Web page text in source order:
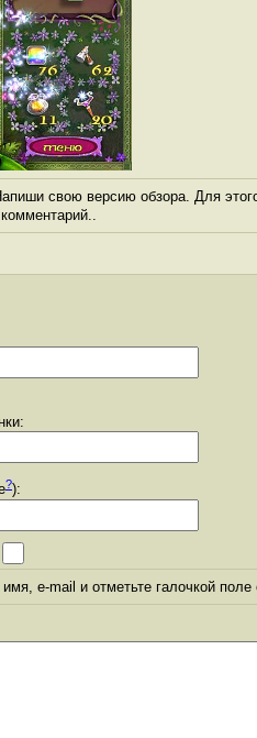
свою версию обзора. Для
?):
e-mail и отметьте галочкой